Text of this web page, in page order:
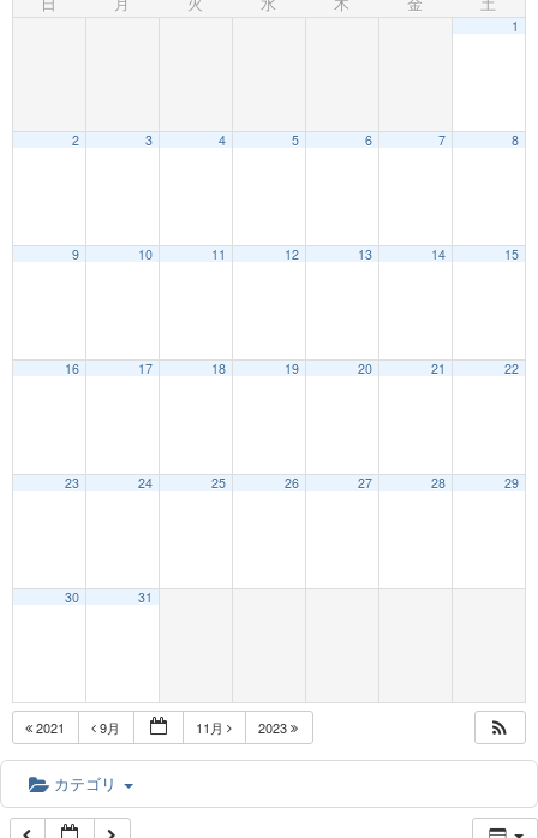
1
2 3 4 5 6 7 8
9 10 11 12 13 14 15
16 17 18 19 20 21 22
23 24 25 26 27 28 29
30 31
2021 9月 11月 2023
カテゴリ
5:00 AM
6:00 AM